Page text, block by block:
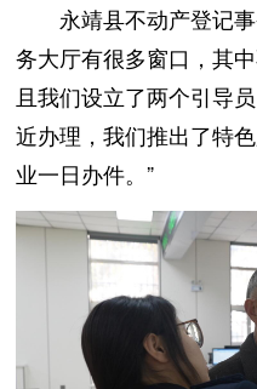
永靖县不动产登记事
务大厅有很多窗口，其
且我们设立了两个引导
近办理，我们推出了特
业一日办件。”